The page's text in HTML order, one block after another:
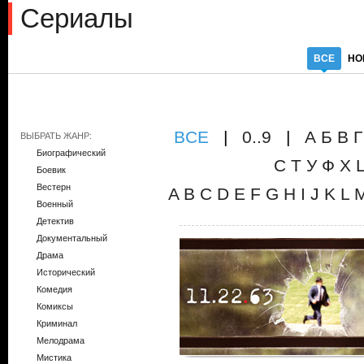
Сериалы
ВСЕ
ВЫБРАТЬ ЖАНР:
Биографический
Боевик
Вестерн
Военный
Детектив
Документальный
Драма
Исторический
Комедия
Комиксы
Криминал
Мелодрама
Мистика
ВCE | 0..9 | А Б В Г
С Т У Ф Х
A B C D E F G H I J K L